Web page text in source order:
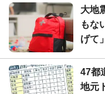
大地
もな
げて
47都
地元